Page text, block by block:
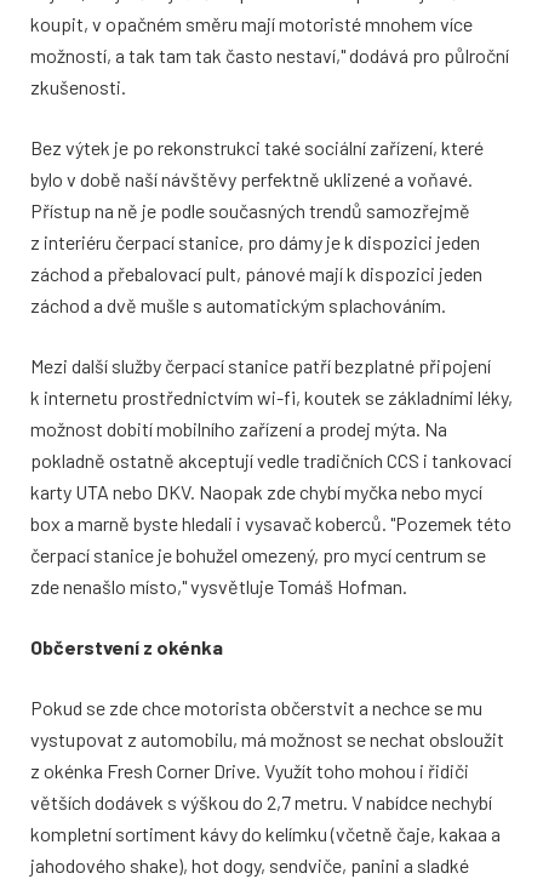
koupit, v opačném směru mají motoristé mnohem více
možností, a tak tam tak často nestaví," dodává pro půlroční
zkušenosti.
Bez výtek je po rekonstrukci také sociální zařízení, které
bylo v době naší návštěvy perfektně uklizené a voňavé.
Přístup na ně je podle současných trendů samozřejmě
z interiéru čerpací stanice, pro dámy je k dispozici jeden
záchod a přebalovací pult, pánové mají k dispozici jeden
záchod a dvě mušle s automatickým splachováním.
Mezi další služby čerpací stanice patří bezplatné připojení
k internetu prostřednictvím wi-fi, koutek se základními léky,
možnost dobití mobilního zařízení a prodej mýta. Na
pokladně ostatně akceptují vedle tradičních CCS i tankovací
karty UTA nebo DKV. Naopak zde chybí myčka nebo mycí
box a marně byste hledali i vysavač koberců. "Pozemek této
čerpací stanice je bohužel omezený, pro mycí centrum se
zde nenašlo místo," vysvětluje Tomáš Hofman.
Občerstvení z okénka
Pokud se zde chce motorista občerstvit a nechce se mu
vystupovat z automobilu, má možnost se nechat obsloužit
z okénka Fresh Corner Drive. Využít toho mohou i řidiči
větších dodávek s výškou do 2,7 metru. V nabídce nechybí
kompletní sortiment kávy do kelímku (včetně čaje, kakaa a
jahodového shake), hot dogy, sendviče, panini a sladké